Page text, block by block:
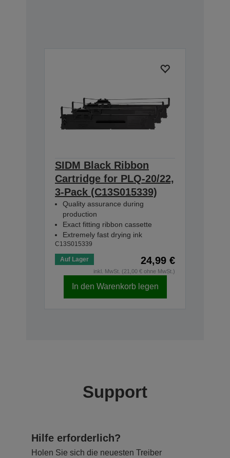
SIDM Black Ribbon
Cartridge for PLQ-20/22,
3-Pack (C13S015339)
Quality assurance during
production
Exact fitting ribbon cassette
Extremely fast drying ink
C13S015339
Auf Lager 24,99 €
inkl. MwSt. (21,00 € ohne MwSt.)
In den Warenkorb legen
Support
Hilfe erforderlich?
Holen Sie sich die neuesten Treiber